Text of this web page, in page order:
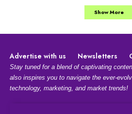
Show More
Advertise with us Newsletters
Stay tuned for a blend of captivating
also inspires you to navigate the ever-
technology, marketing, and market trends!